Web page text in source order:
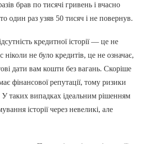
брав по тисячі гривень і вчасно
один раз узяв 50 тисяч і не повернув.
кредитної історії — це не
не було кредитів, це не означає,
дати вам кошти без вагань. Скоріше
фінансової репутації, тому ризики
У таких випадках ідеальним рішенням
історії через невеликі, але